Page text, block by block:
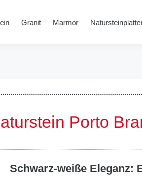
Granit Marmor
Porto
Schwarz-weiße Eleganz: